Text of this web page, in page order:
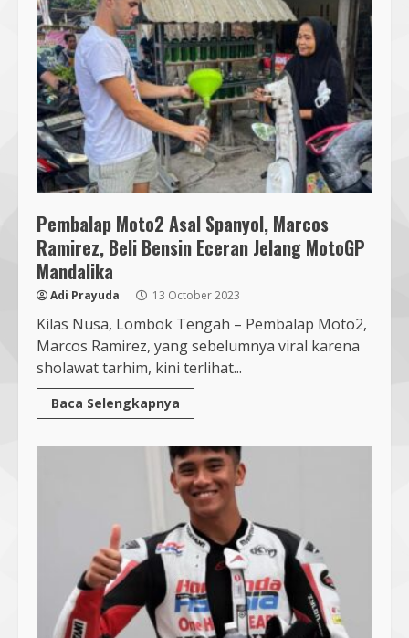
Pembalap Moto2 Asal Spanyol, Marcos
Ramirez, Beli Bensin Eceran Jelang MotoGP
Mandalika
Adi Prayuda 13 October 2023
Kilas Nusa, Lombok Tengah – Pembalap Moto2,
Marcos Ramirez, yang sebelumnya viral karena
sholawat tarhim, kini terlihat...
Baca Selengkapnya